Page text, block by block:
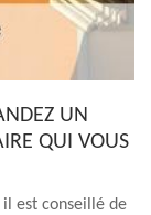
UN
QUI VOUS
il est conseillé de